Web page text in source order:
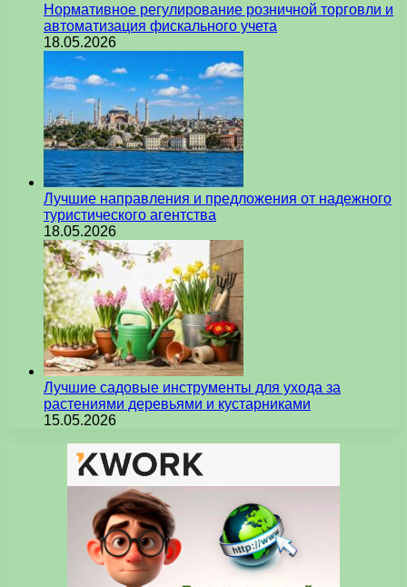
Нормативное регулирование розничной торговли и
автоматизация фискального учета
18.05.2026
Лучшие направления и предложения от надежного
туристического агентства
18.05.2026
Лучшие садовые инструменты для ухода за
растениями деревьями и кустарниками
15.05.2026